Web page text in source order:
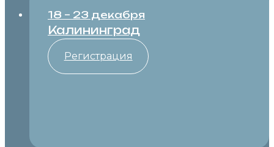
18 – 23 декабря
Калининград
Регистрация